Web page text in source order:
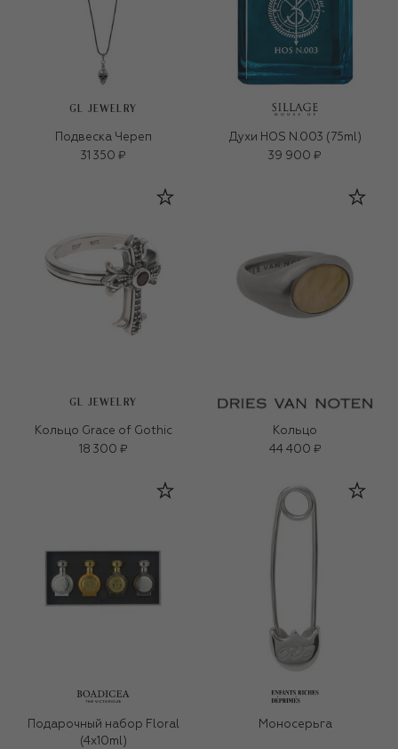
GL JEWELRY
Подвеска Череп
31 350 ₽
Духи HOS N.003 (75ml)
39 900 ₽
GL JEWELRY
Кольцо Grace of Gothic
18 300 ₽
Кольцо
44 400 ₽
Подарочный набор Floral
(4x10ml)
Моносерьга